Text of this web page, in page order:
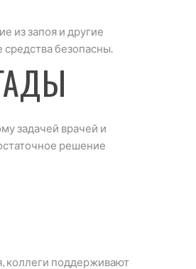
из запоя и другие
безопасны.
задачей врачей и
решение
коллеги поддерживают